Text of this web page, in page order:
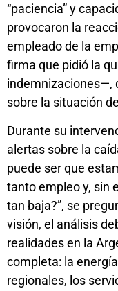
“paciencia” y
provocaron la
empleado de la
firma que pidió la
indemnizaciones—,
sobre la situación
Durante su
alertas sobre la
puede ser que
tanto empleo y, sin
tan baja?”, se
visión, el análisis
realidades en la
completa: la
regionales, los